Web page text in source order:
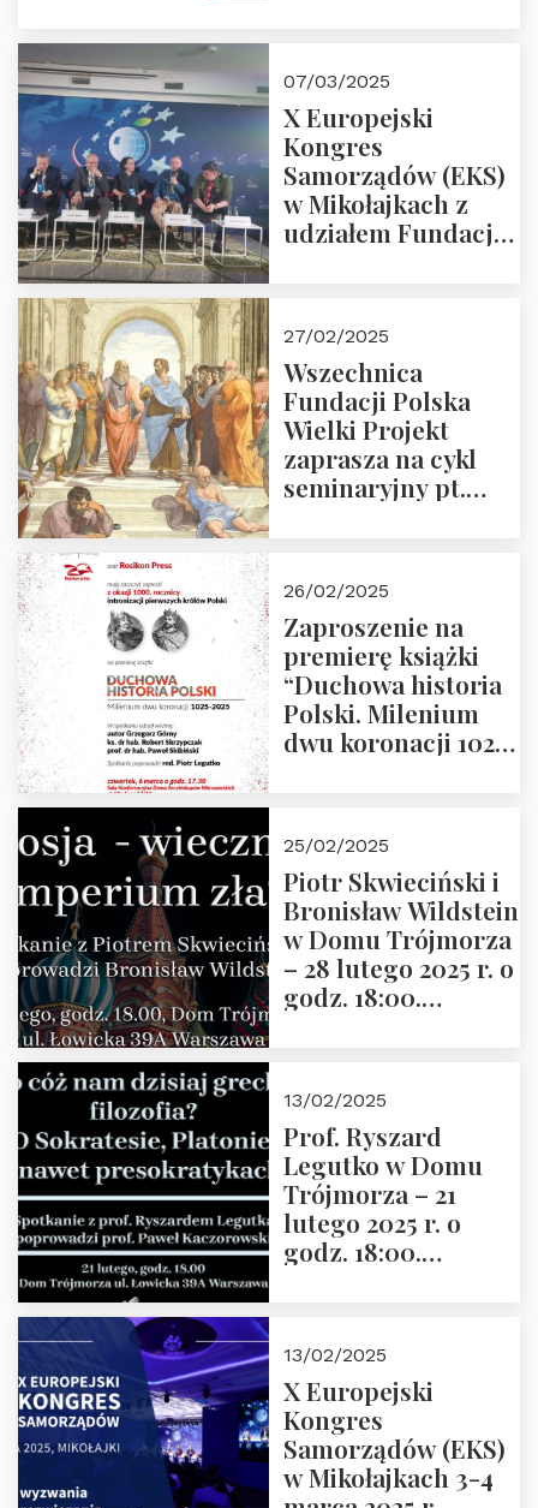
07/03/2025
X Europejski
Kongres
Samorządów (EKS)
w Mikołajkach z
udziałem Fundacji
27/02/2025
Wszechnica
Fundacji Polska
Wielki Projekt
zaprasza na cykl
seminaryjny pt.
26/02/2025
Zaproszenie na
premierę książki
“Duchowa historia
Polski. Milenium
dwu koronacji 1025-
2025 r. godz. 17:30,
DAW ul. Miodowa
17/19
25/02/2025
Piotr Skwieciński i
Bronisław Wildstein
w Domu Trójmorza
– 28 lutego 2025 r. o
godz. 18:00.
13/02/2025
Prof. Ryszard
Legutko w Domu
Trójmorza – 21
lutego 2025 r. o
godz. 18:00.
Zapraszamy
13/02/2025
X Europejski
Kongres
Samorządów (EKS)
w Mikołajkach 3-4